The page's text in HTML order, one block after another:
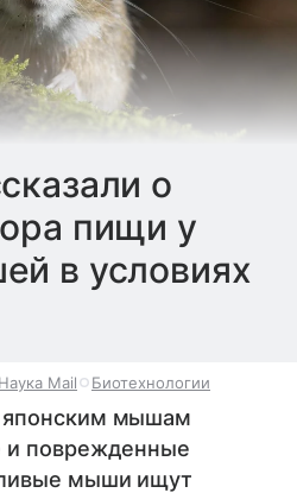
о
пищи у
в условиях
Наука Mail Биотехнологии
японским мышам
и поврежденные
мыши ищут